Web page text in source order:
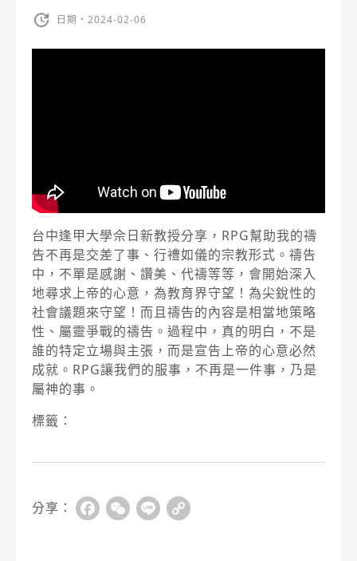
日期・2024-02-06
台中逢甲大學佘日新教授分享，RPG幫助我的禱
告不再是交差了事、行禮如儀的宗教形式。禱告
中，不單是感謝、讚美、代禱等等，會開始深入
地尋求上帝的心意，為教育界守望！為尖銳性的
社會議題來守望！而且禱告的內容是相當地策略
性、屬靈爭戰的禱告。過程中，真的明白，不是
誰的特定立場與主張，而是宣告上帝的心意必然
成就。RPG讓我們的服事，不再是一件事，乃是
屬神的事。
標籤：
分享： FacebookWeChat
Line